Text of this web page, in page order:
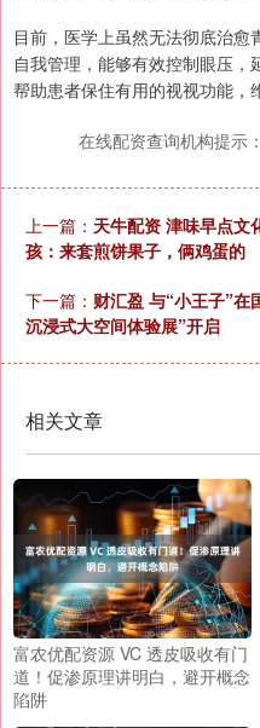
目前，医学上虽然无法彻底治
自我管理，能够有效控制眼压，
帮助患者保住有用的视视功能，
在线配资查询机构提示
上一篇： 天牛配资 津味早点文
孩：来套煎饼果子，俩鸡蛋的
下一篇： 财汇盈 与“小王子”
沉浸式大空间体验展”开启
相关文章
富农优配资源 VC 透皮吸收有门
道！促渗原理讲明白，避开概念
陷阱